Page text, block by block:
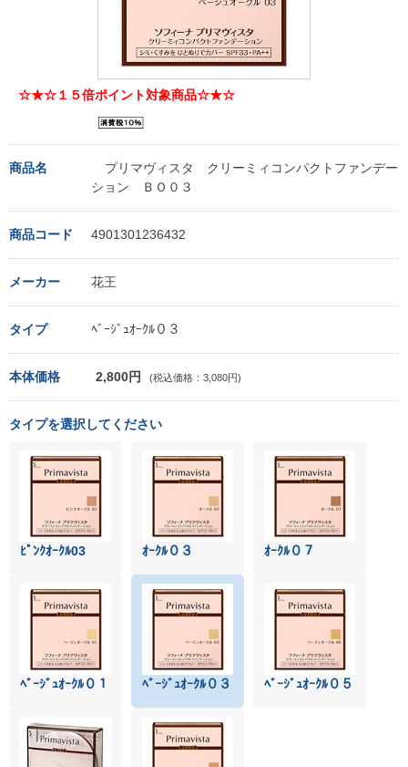
☆★☆１５倍ポイント対象商品☆★☆
商品名
プリマヴィスタ クリーミィコンパクトファンデー
ション ＢＯ０３
商品コード 4901301236432
メーカー 花王
タイプ ﾍﾞｰｼﾞｭｵｰｸﾙ０３
本体価格 2,800円 (税込価格：3,080円)
タイプを選択してください
ﾋﾟﾝｸｵｰｸﾙ03 ｵｰｸﾙ０３ ｵｰｸﾙ０７
ﾍﾞｰｼﾞｭｵｰｸﾙ０１ ﾍﾞｰｼﾞｭｵｰｸﾙ０３ ﾍﾞｰｼﾞｭｵｰｸﾙ０５